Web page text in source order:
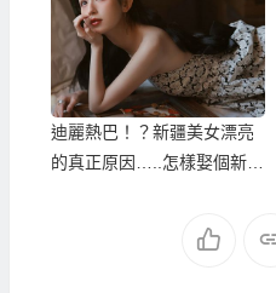
迪麗熱巴！？新疆美女漂亮
的真正原因…..怎樣娶個新疆